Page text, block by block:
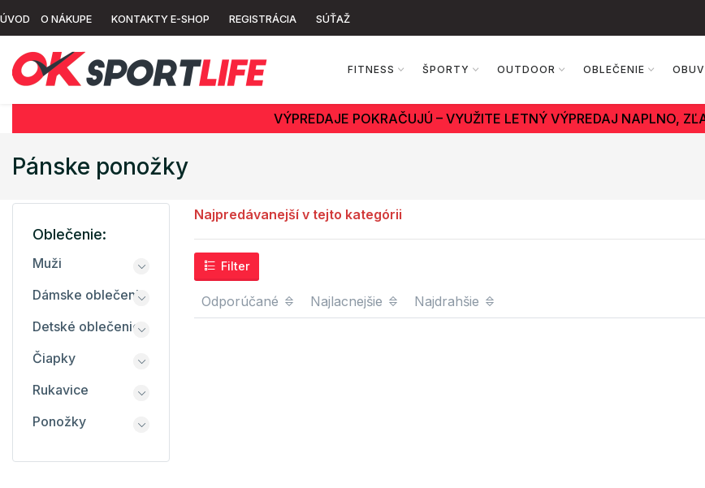
ÚVOD O NÁKUPE KONTAKTY E-SHOP REGISTRÁCIA SÚŤAŽ
FITNESS ŠPORTY OUTDOOR OBLEČENIE OBUV
VÝPREDAJE POKRAČUJÚ – VYUŽITE LETNÝ VÝPREDAJ NAPLNO,
Pánske ponožky
Najpredávanejší v tejto kategórii
Filter
Odporúčané Najlacnejšie Najdrahšie
Oblečenie:
Muži
Dámske oblečenie
Detské oblečenie
Čiapky
Rukavice
Ponožky